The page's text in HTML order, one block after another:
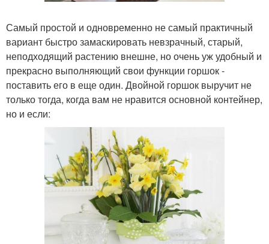
Самый простой и одновременно не самый практичный
вариант быстро замаскировать невзрачный, старый,
неподходящий растению внешне, но очень уж удобный и
прекрасно выполняющий свои функции горшок -
поставить его в еще один. Двойной горшок выручит не
только тогда, когда вам не нравится основной контейнер,
но и если: